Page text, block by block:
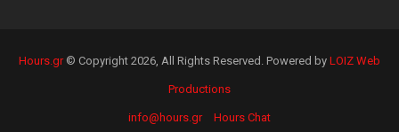
Hours.gr© Copyright 2026, All Rights Reserved. Powered by LOIZ Web
Productions
info@hours.gr Hours Chat